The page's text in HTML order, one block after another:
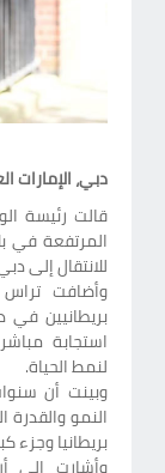
دبي، الإمارات
قالت رئيسة
المرتفعة في
للانتقال إلى
وأضافت تراس
بريطانيين في
استجابة
لنمط الحياة.
وبينت أن
النمو
بريطانيا وجزء